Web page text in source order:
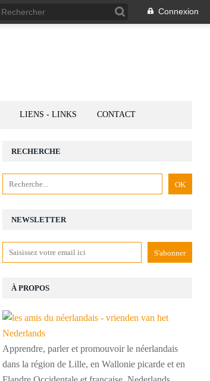
Connexion
LIENS - LINKS CONTACT
NEWSLETTER
RECHERCHE
À PROPOS
Apprendre, parler et promouvoir le néerlandais
dans la région de Lille, en Wallonie picarde et en